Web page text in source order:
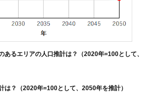
あるエリアの人口推計は？（2020年=100として、
は？（2020年=100として、2050年を推計）